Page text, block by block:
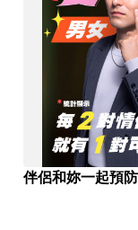
伴侶和妳一起預